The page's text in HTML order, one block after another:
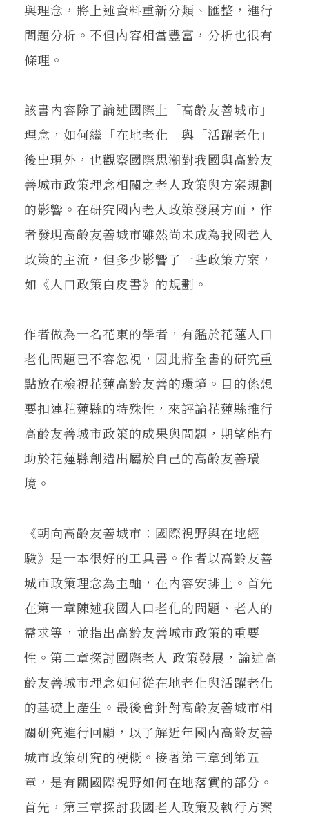
與理念，將上述資料重新分類、匯整，進行
問題分析。不但內容相當豐富，分析也很有
條理。
該書內容除了論述國際上「高齡友善城市」
理念，如何繼「在地老化」與「活躍老化」
後出現外，也觀察國際思潮對我國與高齡友
善城市政策理念相關之老人政策與方案規劃
的影響。在研究國內老人政策發展方面，作
者發現高齡友善城市雖然尚未成為我國老人
政策的主流，但多少影響了一些政策方案，
如《人口政策白皮書》的規劃。
作者做為一名花東的學者，有鑑於花蓮人口
老化問題已不容忽視，因此將全書的研究重
點放在檢視花蓮高齡友善的環境。目的係想
要扣連花蓮縣的特殊性，來評論花蓮縣推行
高齡友善城市政策的成果與問題，期望能有
助於花蓮縣創造出屬於自己的高齡友善環
境。
《朝向高齡友善城市：國際視野與在地經
驗》是一本很好的工具書。作者以高齡友善
城市政策理念為主軸，在內容安排上。首先
在第一章陳述我國人口老化的問題、老人的
需求等，並指出高齡友善城市政策的重要
性。第二章探討國際老人 政策發展，論述高
齡友善城市理念如何從在地老化與活躍老化
的基礎上產生。最後會針對高齡友善城市相
關研究進行回顧，以了解近年國內高齡友善
城市政策研究的梗概。接著第三章到第五
章，是有關國際視野如何在地落實的部分。
首先，第三章探討我國老人政策及執行方案